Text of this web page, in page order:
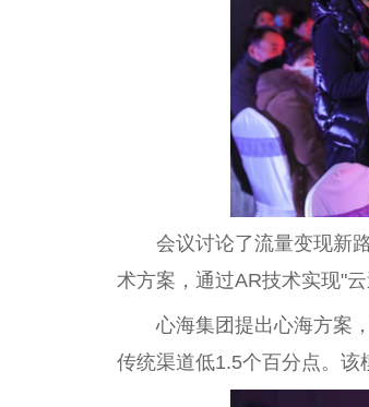
会议讨论了流量变现新
术方案，通过AR技术实现"
心海集团提出心海方案
传统渠道低1.5个百分点。该